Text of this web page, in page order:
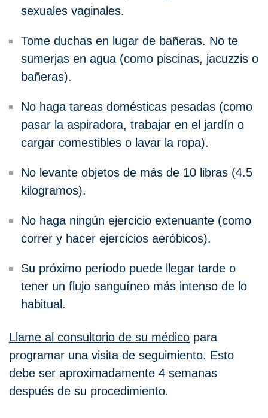
sexuales vaginales.
Tome duchas en lugar de bañeras. No te
sumerjas en agua (como piscinas, jacuzzis o
bañeras).
No haga tareas domésticas pesadas (como
pasar la aspiradora, trabajar en el jardín o
cargar comestibles o lavar la ropa).
No levante objetos de más de 10 libras (4.5
kilogramos).
No haga ningún ejercicio extenuante (como
correr y hacer ejercicios aeróbicos).
Su próximo período puede llegar tarde o
tener un flujo sanguíneo más intenso de lo
habitual.
Llame al consultorio de su médico para
programar una visita de seguimiento. Esto
debe ser aproximadamente 4 semanas
después de su procedimiento.